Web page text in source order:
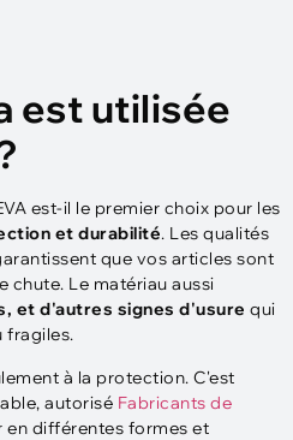
est utilisée
est-il le premier choix pour les
et durabilité. Les qualités
que vos articles sont
chute. Le matériau aussi
et d'autres signes d'usure qui
fragiles.
à la protection. C'est
autorisé Fabricants de
en différentes formes et